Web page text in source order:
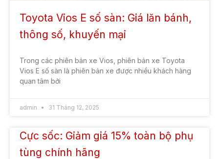
Toyota Vios E số sàn: Giá lăn bánh,
thông số, khuyến mại
Trong các phiên bản xe Vios, phiên bản xe Toyota
Vios E số sàn là phiên bản xe được nhiều khách hàng
quan tâm bởi
admin 31 Tháng 12, 2025
Cực sốc: Giảm giá 15% toàn bộ phụ
tùng chính hãng